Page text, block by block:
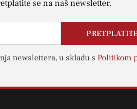
se na naš newsletter.
newslettera, u skladu s Politikom